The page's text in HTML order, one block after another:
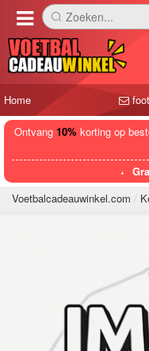
󰅼 Zoeken...
Home
Ontvang 10%korting op
Voetbalcadeauwinkel.com